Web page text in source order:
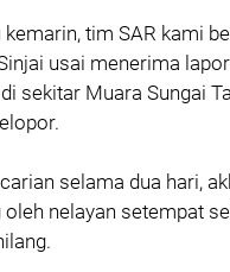
kemarin, tim SAR kami
usai menerima
sekitar Muara Sungai
selama dua hari,
oleh nelayan setempat